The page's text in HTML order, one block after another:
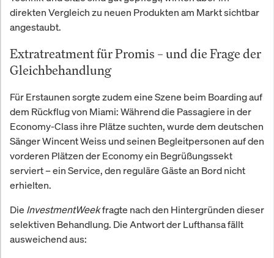
direkten Vergleich zu neuen Produkten am Markt sichtbar
angestaubt.
Extratreatment für Promis – und die Frage der
Gleichbehandlung
Für Erstaunen sorgte zudem eine Szene beim Boarding auf
dem Rückflug von Miami: Während die Passagiere in der
Economy-Class ihre Plätze suchten, wurde dem deutschen
Sänger Wincent Weiss und seinen Begleitpersonen auf den
vorderen Plätzen der Economy ein Begrüßungssekt
serviert – ein Service, den reguläre Gäste an Bord nicht
erhielten.
Die InvestmentWeekfragte nach den Hintergründen dieser
selektiven Behandlung. Die Antwort der Lufthansa fällt
ausweichend aus: